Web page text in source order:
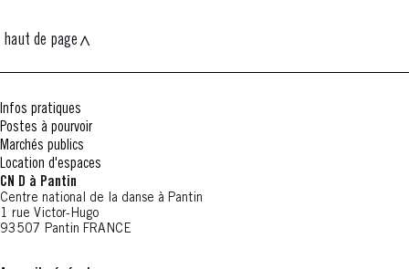
haut de page
Infos pratiques
Postes à pourvoir
Marchés publics
Location d'espaces
CN D à Pantin
Centre national de la danse à Pantin
1 rue Victor-Hugo
93507 Pantin FRANCE